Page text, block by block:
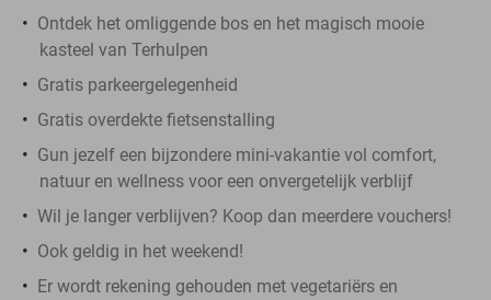
Ontdek het omliggende bos en het magisch mooie
kasteel van Terhulpen
Gratis parkeergelegenheid
Gratis overdekte fietsenstalling
Gun jezelf een bijzondere mini-vakantie vol comfort,
natuur en wellness voor een onvergetelijk verblijf
Wil je langer verblijven? Koop dan meerdere vouchers!
Ook geldig in het weekend!
Er wordt rekening gehouden met vegetariërs en